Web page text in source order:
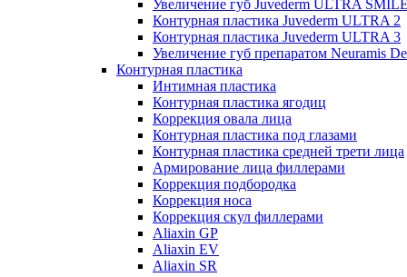
Увеличение губ Juvederm ULTRA
Контурная пластика Juvederm ULTRA 2
Контурная пластика Juvederm ULTRA 3
Увеличение губ препаратом Neuramis
Контурная пластика
Интимная пластика
Контурная пластика ягодиц
Коррекция овала лица
Контурная пластика под глазами
Контурная пластика средней трети лица
Армирование лица филлерами
Коррекция подбородка
Коррекция носа
Коррекция скул филлерами
Aliaxin GP
Aliaxin EV
Aliaxin SR